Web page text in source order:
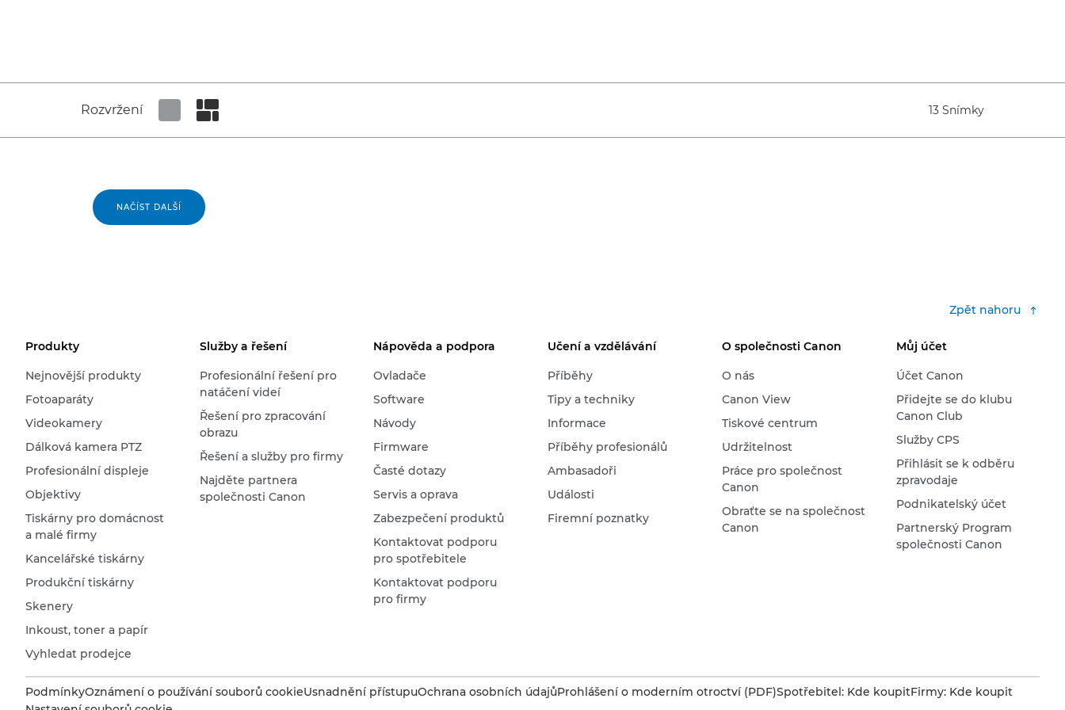
Rozvržení 13 Snímky
NAČÍST DALŠÍ
Zpět nahoru
Produkty
Nejnovější produkty
Fotoaparáty
Videokamery
Dálková kamera PTZ
Profesionální displeje
Objektivy
Tiskárny pro domácnost
a malé firmy
Kancelářské tiskárny
Produkční tiskárny
Skenery
Inkoust, toner a papír
Vyhledat prodejce
Služby a řešení
Profesionální řešení pro
natáčení videí
Řešení pro zpracování
obrazu
Řešení a služby pro firmy
Najděte partnera
společnosti Canon
Nápověda a podpora
Ovladače
Software
Návody
Firmware
Časté dotazy
Servis a oprava
Zabezpečení produktů
Kontaktovat podporu
pro spotřebitele
Kontaktovat podporu
pro firmy
Učení a vzdělávání
Příběhy
Tipy a techniky
Informace
Příběhy profesionálů
Ambasadoři
Události
Firemní poznatky
O společnosti Canon
O nás
Canon View
Tiskové centrum
Udržitelnost
Práce pro společnost
Canon
Obraťte se na společnost
Canon
Můj účet
Účet Canon
Přidejte se do klubu
Canon Club
Služby CPS
Přihlásit se k odběru
zpravodaje
Podnikatelský účet
Partnerský Program
společnosti Canon
PodmínkyOznámení o používání souborů cookieUsnadnění přístupuOchrana osobních údajůProhlášení o moderním otroctví (PDF)Spotřebitel: Kde koupitFirmy: Kde koupit